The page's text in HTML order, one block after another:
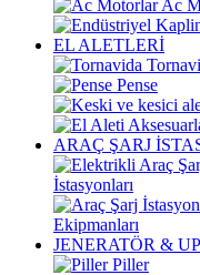
Ac
EL ALETLERİ
Pense
ARAÇ ŞARJ
İstasyonları
Ekipmanları
JENERATÖR &
Piller